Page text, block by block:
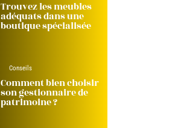
Trouvez les meubles
adéquats dans une
boutique spécialisée
Conseils
Comment bien choisir
son gestionnaire de
patrimoine ?